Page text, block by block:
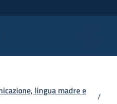
lingua madre e
/